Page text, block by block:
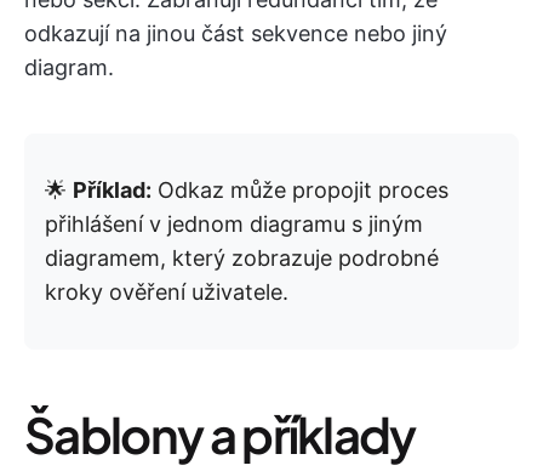
odkazují na jinou část sekvence nebo jiný
diagram.
🌟 Příklad: Odkaz může propojit proces
přihlášení v jednom diagramu s jiným
diagramem, který zobrazuje podrobné
kroky ověření uživatele.
Šablony a příklady